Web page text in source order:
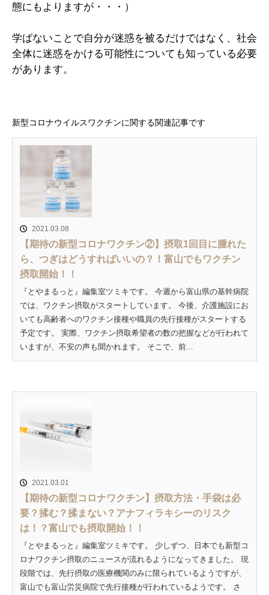
態にもよりますが・・・）
学ばないことで自分が迷惑を被るだけではなく、社会
全体に迷惑をかける可能性についても知っている必要
があります。
新型コロナウイルスワクチンに関する関連記事です
2021.03.08
【期待の新型コロナワクチン②】摂取1回目に腫れた
ら、つぎはどうすればいいの？！富山でもワクチン
摂取開始！！
『とやまるっと』編集室ツミキです。 今週から富山県の基幹病院
では、ワクチン摂取がスタートしています。 今後、介護施設にお
いても高齢者へのワクチン接種や職員の先行接種がスタートする
予定です。 実際、ワクチン摂取希望者の数の把握などが行われて
いますが、不安の声も聞かれます。 そこで、前...
2021.03.01
【期待の新型コロナワクチン】摂取方法・手袋は必
要？揉む？揉まない？アナフィラキシーのリスク
は！？富山でも摂取開始！！
『とやまるっと』編集室ツミキです。 少しずつ、日本でも新型コ
ロナワクチン摂取のニュースが流れるようになってきました。 現
段階では、先行摂取の医療機関のみに限られているようですが、
富山でも富山労災病院で先行接種が行われているようです。 さ